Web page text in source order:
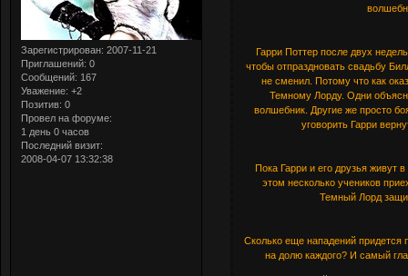
Зарегистрирован: 2007-11-21
Приглашений: 0
Сообщений: 167
Уважение: +2
Позитив: 0
Провел на форуме:
1 день 0 часов
Последний визит:
2008-04-07 13:32:38
Гарри Поттер после двух
чтобы отпраздновать свадьбу
не сменил. Потому что как
Темному Лорду. Одни
волшебник. Другие же просто
уговорить Гарри
Пока Гарри и его друзья живут
этом несколько учеников
Темный Лорд
Сколько еще нападений придется
на долю каждого? И самый